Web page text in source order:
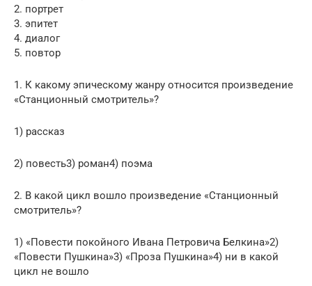
2. портрет
3. эпитет
4. диалог
5. повтор
1. К какому эпическому жанру относится произведение
«Станционный смотритель»?
1) рассказ
2) повесть3) роман4) поэма
2. В какой цикл вошло произведение «Станционный
смотритель»?
1) «Повести покойного Ивана Петровича Белкина»2)
«Повести Пушкина»3) «Проза Пушкина»4) ни в какой
цикл не вошло